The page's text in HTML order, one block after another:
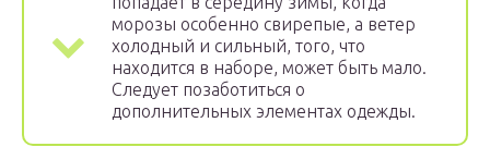
морозы особенно свирепые, а ветер
холодный и сильный, того, что
находится в наборе, может быть мало.
Следует позаботиться о
дополнительных элементах одежды.